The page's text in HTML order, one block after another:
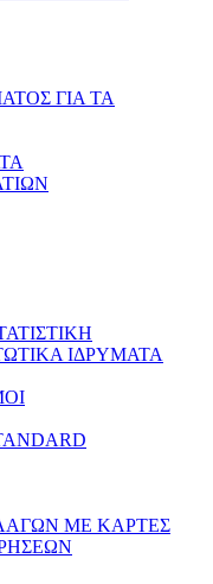
ΓΙΑ ΤΑ
ΙΔΡΥΜΑΤΑ
ΜΕ ΚΑΡΤΕΣ